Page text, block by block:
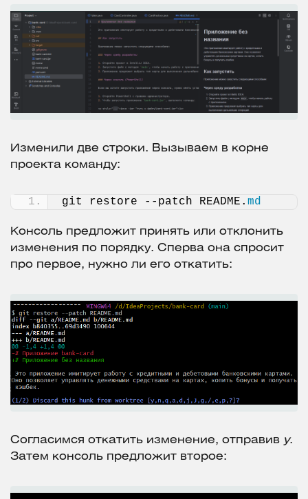
Изменили две строки. Вызываем в корне
проекта команду:
git restore --patch README. md
Консоль предложит принять или отклонить
изменения по порядку. Сперва она спросит
про первое, нужно ли его откатить:
Согласимся откатить изменение, отправив y.
Затем консоль предложит второе: